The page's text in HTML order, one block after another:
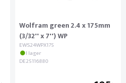
Wolfram green 2.4 x 175mm
(3/32'' x 7'') WP
EWS24WPX175
I lager
DE25116880